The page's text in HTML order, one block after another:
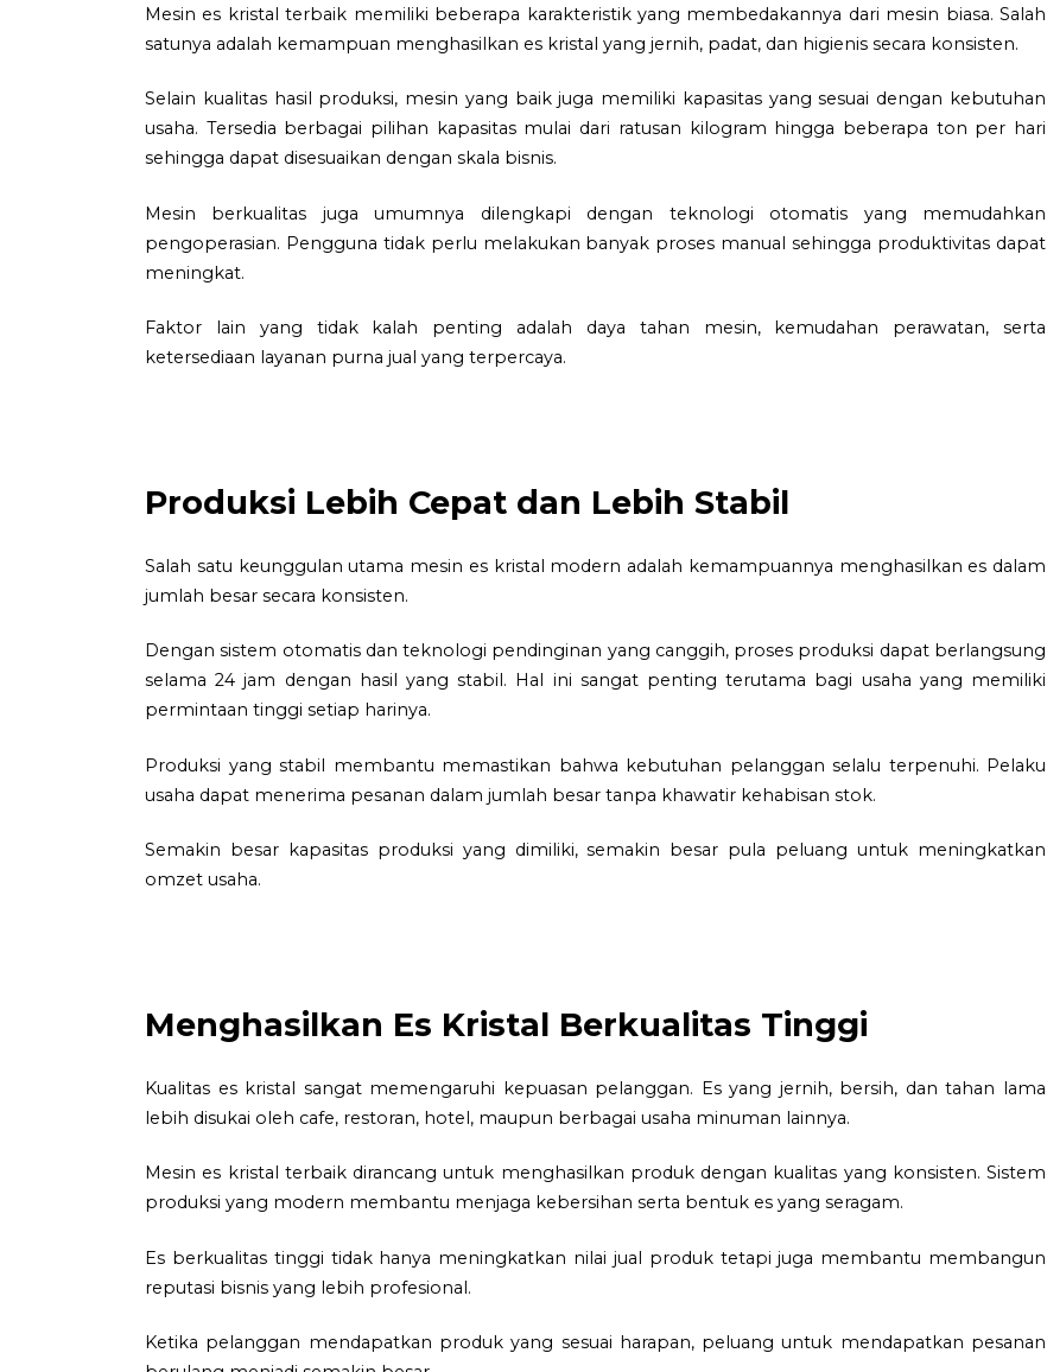
Mesin es kristal terbaik memiliki beberapa karakteristik yang membedakannya dari mesin biasa. Salah
satunya adalah kemampuan menghasilkan es kristal yang jernih, padat, dan higienis secara konsisten.
Selain kualitas hasil produksi, mesin yang baik juga memiliki kapasitas yang sesuai dengan kebutuhan
usaha. Tersedia berbagai pilihan kapasitas mulai dari ratusan kilogram hingga beberapa ton per hari
sehingga dapat disesuaikan dengan skala bisnis.
Mesin berkualitas juga umumnya dilengkapi dengan teknologi otomatis yang memudahkan
pengoperasian. Pengguna tidak perlu melakukan banyak proses manual sehingga produktivitas dapat
meningkat.
Faktor lain yang tidak kalah penting adalah daya tahan mesin, kemudahan perawatan, serta
ketersediaan layanan purna jual yang terpercaya.
Produksi Lebih Cepat dan Lebih Stabil
Salah satu keunggulan utama mesin es kristal modern adalah kemampuannya menghasilkan es dalam
jumlah besar secara konsisten.
Dengan sistem otomatis dan teknologi pendinginan yang canggih, proses produksi dapat berlangsung
selama 24 jam dengan hasil yang stabil. Hal ini sangat penting terutama bagi usaha yang memiliki
permintaan tinggi setiap harinya.
Produksi yang stabil membantu memastikan bahwa kebutuhan pelanggan selalu terpenuhi. Pelaku
usaha dapat menerima pesanan dalam jumlah besar tanpa khawatir kehabisan stok.
Semakin besar kapasitas produksi yang dimiliki, semakin besar pula peluang untuk meningkatkan
omzet usaha.
Menghasilkan Es Kristal Berkualitas Tinggi
Kualitas es kristal sangat memengaruhi kepuasan pelanggan. Es yang jernih, bersih, dan tahan lama
lebih disukai oleh cafe, restoran, hotel, maupun berbagai usaha minuman lainnya.
Mesin es kristal terbaik dirancang untuk menghasilkan produk dengan kualitas yang konsisten. Sistem
produksi yang modern membantu menjaga kebersihan serta bentuk es yang seragam.
Es berkualitas tinggi tidak hanya meningkatkan nilai jual produk tetapi juga membantu membangun
reputasi bisnis yang lebih profesional.
Ketika pelanggan mendapatkan produk yang sesuai harapan, peluang untuk mendapatkan pesanan